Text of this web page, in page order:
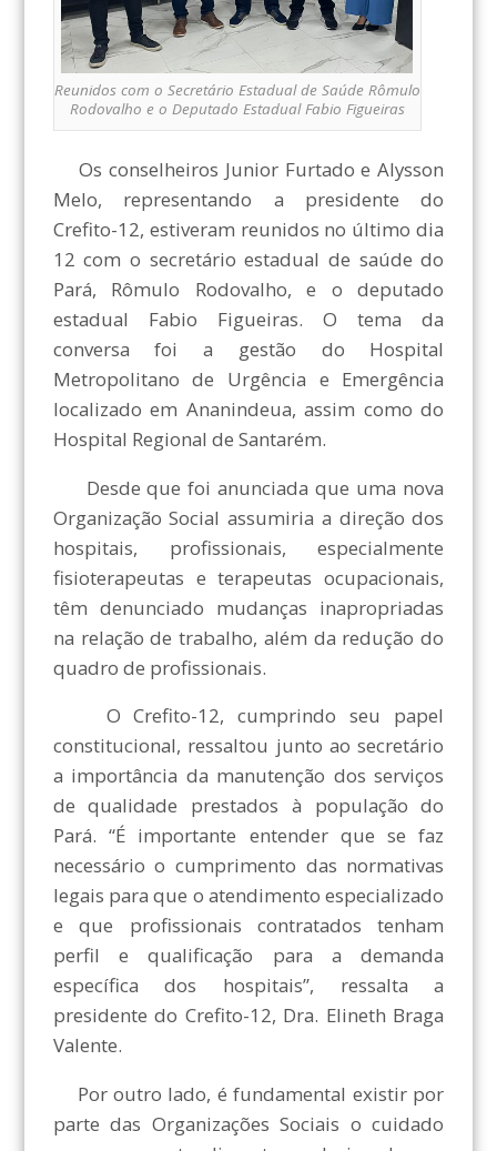
Reunidos com o Secretário Estadual de Saúde Rômulo
Rodovalho e o Deputado Estadual Fabio Figueiras
Os conselheiros Junior Furtado e Alysson
Melo, representando a presidente do
Crefito-12, estiveram reunidos no último dia
12 com o secretário estadual de saúde do
Pará, Rômulo Rodovalho, e o deputado
estadual Fabio Figueiras. O tema da
conversa foi a gestão do Hospital
Metropolitano de Urgência e Emergência
localizado em Ananindeua, assim como do
Hospital Regional de Santarém.
Desde que foi anunciada que uma nova
Organização Social assumiria a direção dos
hospitais, profissionais, especialmente
fisioterapeutas e terapeutas ocupacionais,
têm denunciado mudanças inapropriadas
na relação de trabalho, além da redução do
quadro de profissionais.
O Crefito-12, cumprindo seu papel
constitucional, ressaltou junto ao secretário
a importância da manutenção dos serviços
de qualidade prestados à população do
Pará. “É importante entender que se faz
necessário o cumprimento das normativas
legais para que o atendimento especializado
e que profissionais contratados tenham
perfil e qualificação para a demanda
específica dos hospitais”, ressalta a
presidente do Crefito-12, Dra. Elineth Braga
Valente.
Por outro lado, é fundamental existir por
parte das Organizações Sociais o cuidado